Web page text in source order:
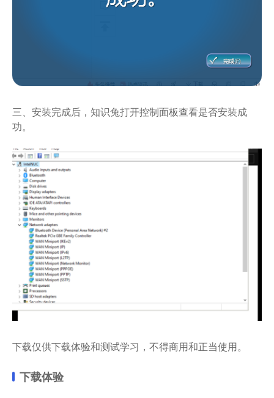
三、安装完成后，知识兔打开控制面板查看是否安装成
功。
下载仅供下载体验和测试学习，不得商用和正当使用。
下载体验